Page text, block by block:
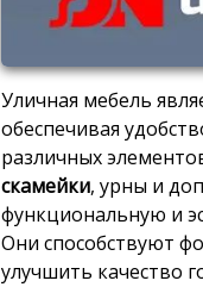
Уличная мебель
обеспечивая
различных
скамейки, урны и
функциональную и
Они способствуют
улучшить качество